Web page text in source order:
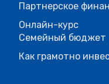
Партнерское
Онлайн-курс
Семейный бюджет
Как грамотно